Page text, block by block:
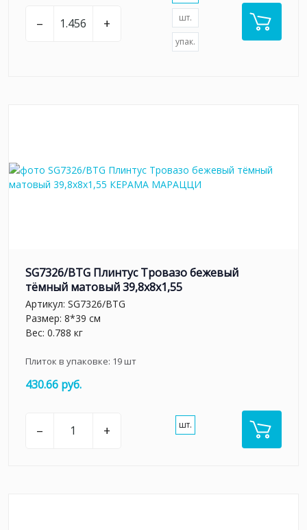
– + шт.
упак.
SG7326/BTG Плинтус Тровазо бежевый
тёмный матовый 39,8x8x1,55
Артикул: SG7326/BTG
Размер: 8*39 см
Вес: 0.788 кг
Плиток в упаковке: 19шт
430.66 руб.
– + шт.